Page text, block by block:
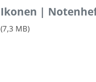
Ikonen |
(7,3 MB)